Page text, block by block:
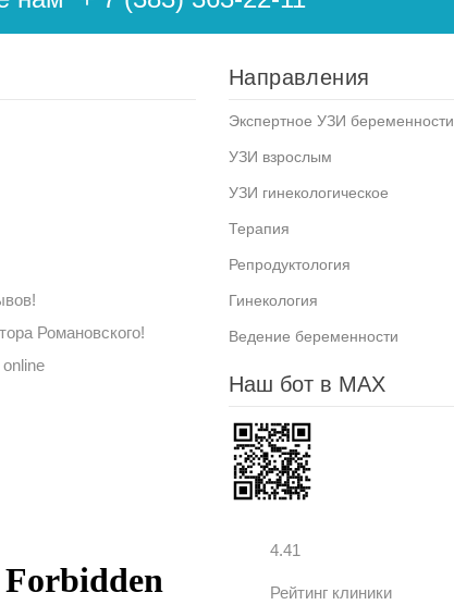
Романовского!
Направления
Экспертное УЗИ беременности
УЗИ взрослым
УЗИ гинекологическое
Терапия
Репродуктология
Гинекология
Ведение беременности
Наш бот в MAX
4.41
Рейтинг клиники